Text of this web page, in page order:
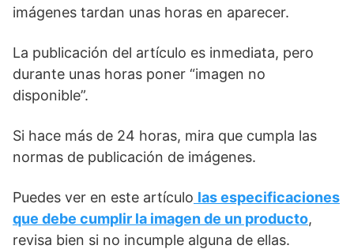
imágenes tardan unas horas en aparecer.
La publicación del artículo es inmediata, pero
durante unas horas poner “imagen no
disponible”.
Si hace más de 24 horas, mira que cumpla las
normas de publicación de imágenes.
Puedes ver en este artículo las especificaciones
que debe cumplir la imagen de un producto,
revisa bien si no incumple alguna de ellas.